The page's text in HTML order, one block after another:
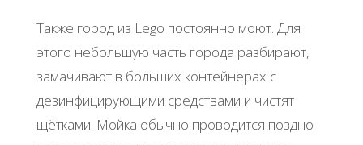
Также город из Lego постоянно моют. Для
этого небольшую часть города разбирают,
замачивают в больших контейнерах с
дезинфицирующими средствами и чистят
щётками. Мойка обычно проводится поздно